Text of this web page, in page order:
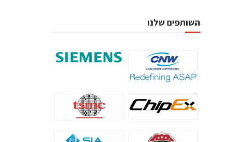
השותפים שלנו